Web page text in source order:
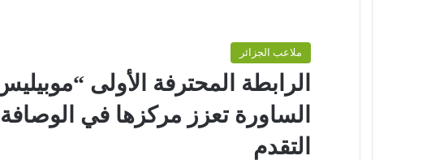
ملاعب الجزائر
الساورة تعزز مركزها في
التقدم